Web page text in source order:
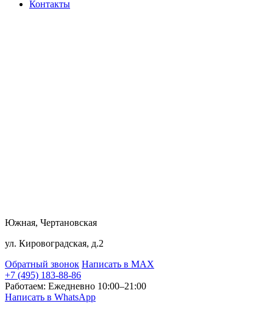
Контакты
Южная, Чертановская
ул. Кировоградская, д.2
Обратный звонок Написать в MAX
+7 (495) 183-88-86
Работаем: Ежедневно 10:00–21:00
Написать в WhatsApp